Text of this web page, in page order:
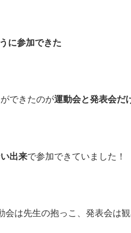
に参加できた
できたのが運動会と発表会だ
出来で参加できていました！
会は先生の抱っこ、発表会は